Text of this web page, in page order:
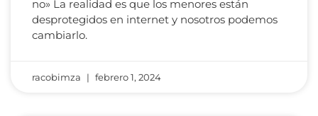
no» La realidad es que los menores están
desprotegidos en internet y nosotros podemos
cambiarlo.
racobimza febrero 1, 2024